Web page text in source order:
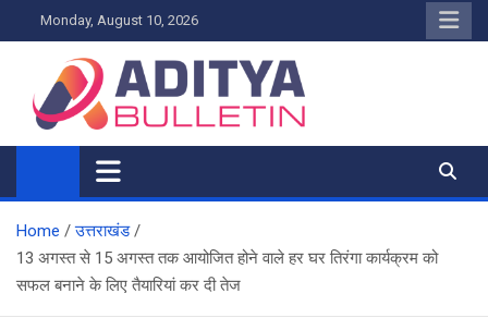
to
Monday, August 10, 2026
Home
उत्तराखंड
13 अगस्त से 15 अगस्त तक आयोजित होने वाले हर घर तिरंगा कार्यक्रम को
सफल बनाने के लिए तैयारियां कर दी तेज